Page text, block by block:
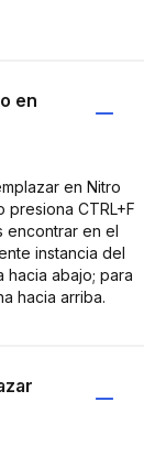
en
en Nitro
presiona CTRL+F
encontrar en el
instancia del
hacia abajo; para
hacia arriba.